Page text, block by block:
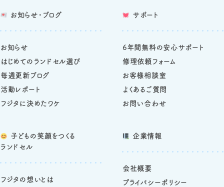
子どもの笑顔をつくる
ランドセル
フジタの想いとは
お知らせ・ブログ
お知らせ
はじめてのランドセル選び
毎週更新ブログ
活動レポート
フジタに決めたワケ
サポート
6年間無料の安心サポート
修理依頼フォーム
お客様相談室
よくあるご質問
お問い合わせ
企業情報
会社概要
プライバシーポリシー